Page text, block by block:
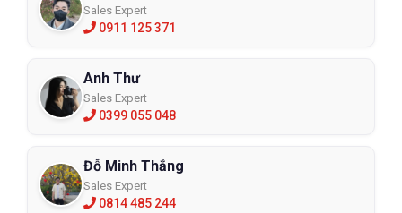
Sales Expert
0911 125 371
Anh Thư
Sales Expert
0399 055 048
Đỗ Minh Thắng
Sales Expert
0814 485 244